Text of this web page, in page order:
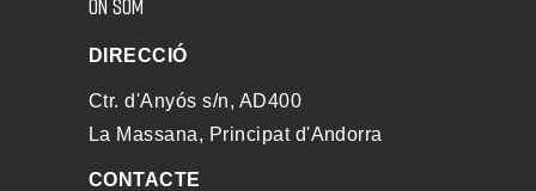
ON SOM
DIRECCIÓ
Ctr. d'Anyós s/n, AD400
La Massana, Principat d'Andorra
CONTACTE